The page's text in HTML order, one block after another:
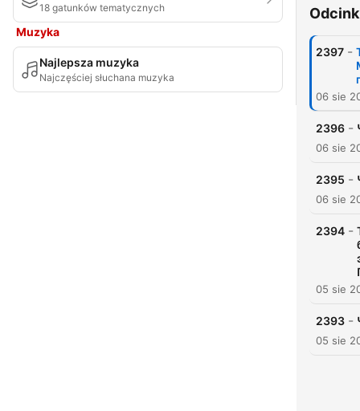
18 gatunków tematycznych
Muzyka
Najlepsza muzyka
Najczęściej słuchana muzyka
2397 -
06 sie
2396 -
06 sie
2395 -
06 sie
2394 -
05 sie
2393 -
05 sie